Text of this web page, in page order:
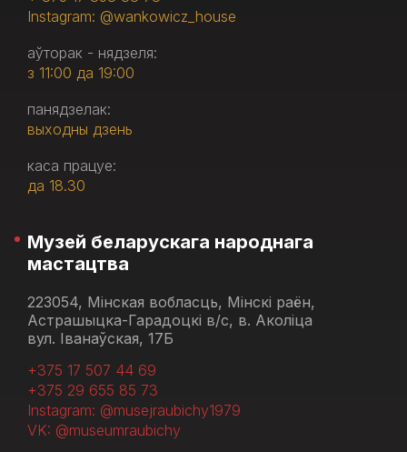
Instagram: @wankowicz_house
аўторак - нядзеля:
з 11:00 да 19:00
панядзелак:
выходны дзень
каса працуе:
да 18.30
Музей беларускага народнага
мастацтва
223054, Мінская вобласць, Мінскі раён,
Астрашыцка-Гарадоцкі в/с, в. Аколіца
вул. Іванаўская, 17Б
+375 17 507 44 69
+375 29 655 85 73
Instagram: @musejraubichy1979
VK: @museumraubichy